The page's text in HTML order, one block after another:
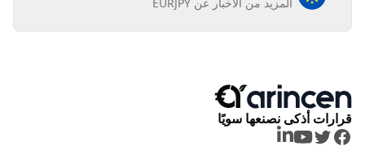
قرارات أذكى نصنعها سويًا
Facebook
Twitter
Youtube
LinkedIn